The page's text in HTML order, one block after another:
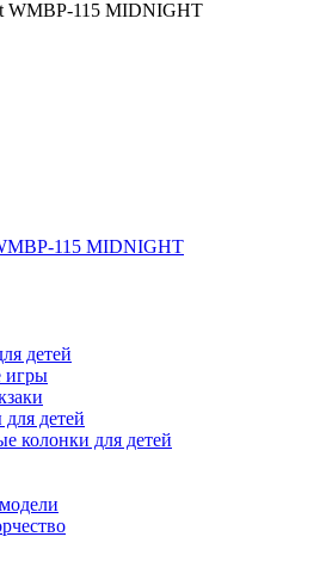
115 MIDNIGHT
детей
игры
детей
колонки для детей